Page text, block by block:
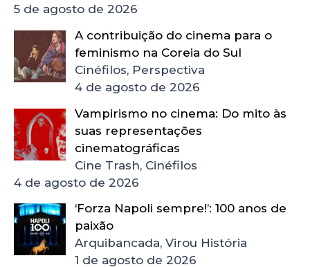
5 de agosto de 2026
A contribuição do cinema para o
feminismo na Coreia do Sul
Cinéfilos, Perspectiva
4 de agosto de 2026
Vampirismo no cinema: Do mito às
suas representações
cinematográficas
Cine Trash, Cinéfilos
4 de agosto de 2026
‘Forza Napoli sempre!’: 100 anos de
paixão
Arquibancada, Virou História
1 de agosto de 2026